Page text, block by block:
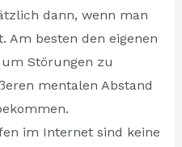
dann, wenn man
Am besten den eigenen
Störungen zu
mentalen Abstand
im Internet sind keine